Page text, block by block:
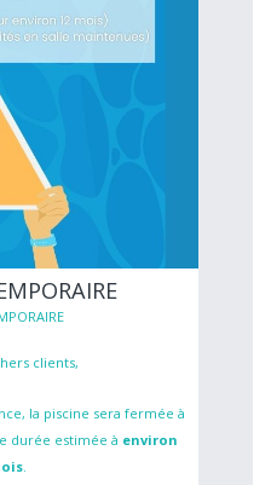
clients,
la piscine sera fermée à
durée estimée à environ